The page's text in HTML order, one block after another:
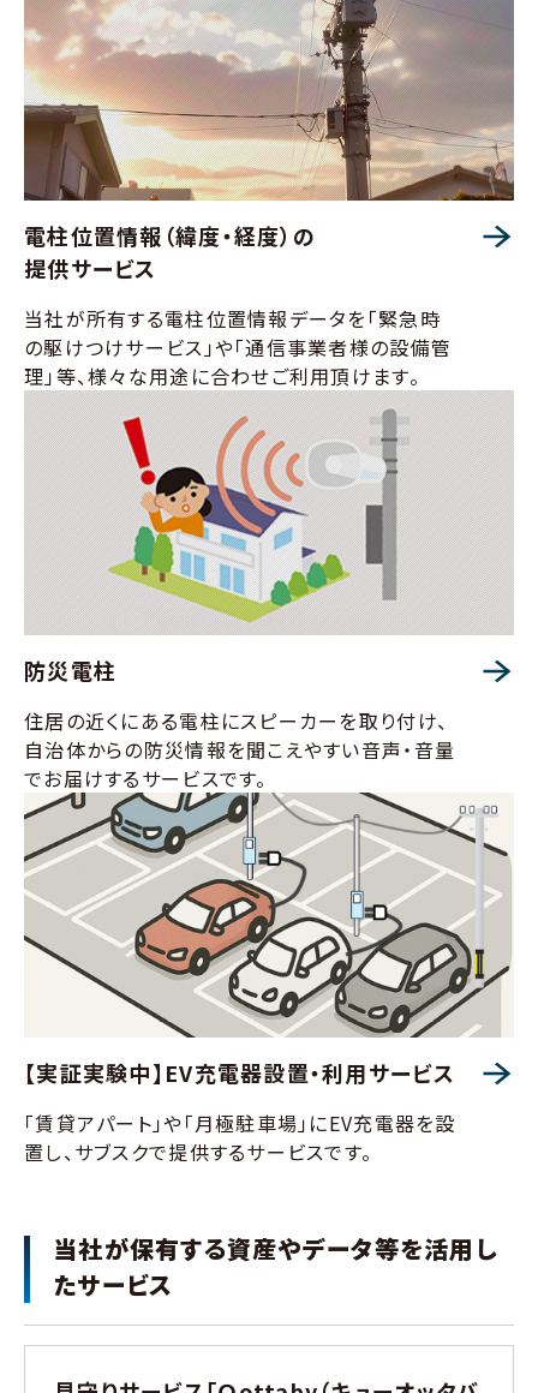
電柱位置情報（緯度・経度）の
提供サービス
当社が所有する電柱位置情報データを「緊急時
の駆けつけサービス」や「通信事業者様の設備管
理」等、様々な用途に合わせご利用頂けます。
防災電柱
住居の近くにある電柱にスピーカーを取り付け、
自治体からの防災情報を聞こえやすい音声・音量
でお届けするサービスです。
【実証実験中】EV充電器設置・利用サービス
「賃貸アパート」や「月極駐車場」にEV充電器を設
置し、サブスクで提供するサービスです。
当社が保有する資産やデータ等を活用し
たサービス